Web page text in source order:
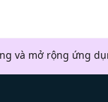
và mở rộng ứng